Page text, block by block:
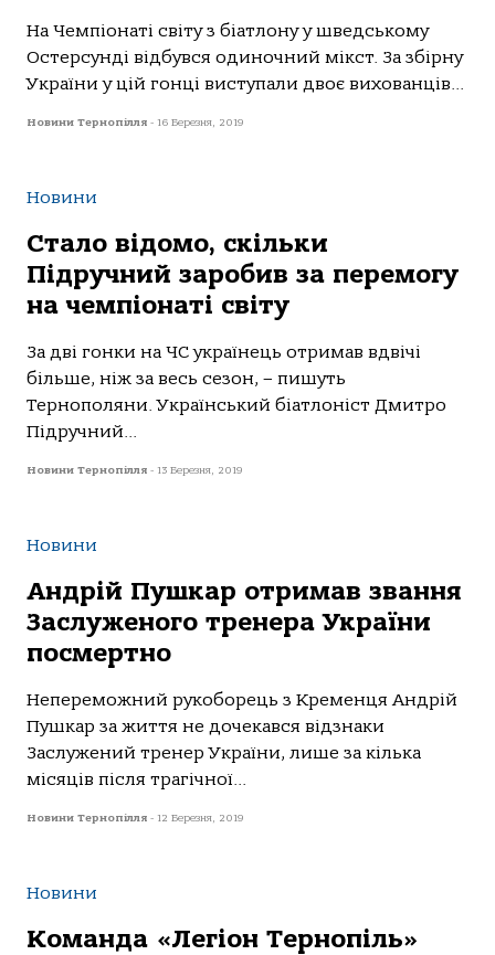
На Чемпіонаті світу з біатлону у шведському
Остерсунді відбувся одиночний мікст. За збірну
України у цій гонці виступали двоє вихованців...
Новини Тернопілля - 16 Березня, 2019
Новини
Стало відомо, скільки
Підручний заробив за перемогу
на чемпіонаті світу
За дві гонки на ЧС українець отримав вдвічі
більше, ніж за весь сезон, – пишуть
Тернополяни. Український біатлоніст Дмитро
Підручний...
Новини Тернопілля - 13 Березня, 2019
Новини
Андрій Пушкар отримав звання
Заслуженого тренера України
посмертно
Непереможний рукоборець з Кременця Андрій
Пушкар за життя не дочекався відзнаки
Заслужений тренер України, лише за кілька
місяців після трагічної...
Новини Тернопілля - 12 Березня, 2019
Новини
Команда «Легіон Тернопіль»